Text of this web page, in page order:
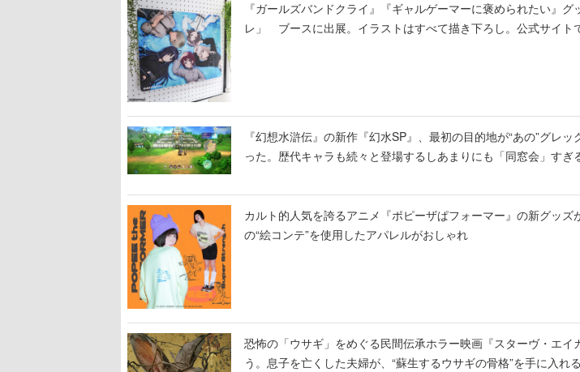
『ガールズバンドクライ』『ギャルゲーマーに褒められたい』グ
レ」 ブースに出展。イラストはすべて描き下ろし。公式サイト
『幻想水滸伝』の新作『幻水SP』、最初の目的地が“あの”グレ
った。歴代キャラも続々と登場するしあまりにも「同窓会」すぎ
カルト的人気を誇るアニメ『ポピーザぱフォーマー』の新グッズ
の“絵コンテ”を使用したアパレルがおしゃれ
恐怖の「ウサギ」をめぐる民間伝承ホラー映画『スターヴ・エイ
う。息子を亡くした夫婦が、“蘇生するウサギの骨格”を手に入れ